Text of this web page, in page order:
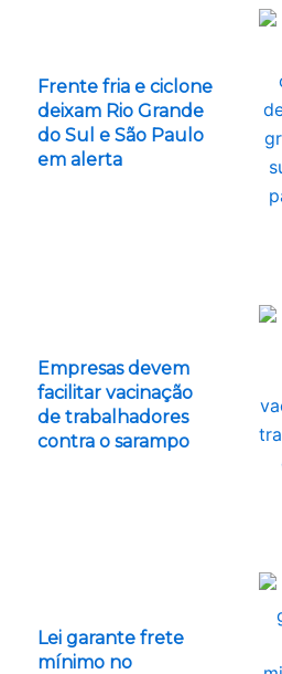
Frente fria e ciclone
deixam Rio Grande
do Sul e São Paulo
em alerta
Empresas devem
facilitar vacinação
de trabalhadores
contra o sarampo
Lei garante frete
mínimo no